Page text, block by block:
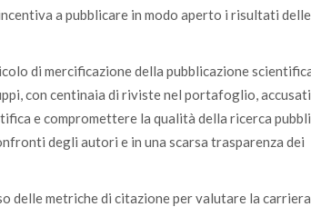
a pubblicare in modo aperto i risultati delle
di mercificazione della pubblicazione
con centinaia di riviste nel portafoglio,
e compromettere la qualità della ricerca
degli autori e in una scarsa trasparenza dei
delle metriche di citazione per valutare la